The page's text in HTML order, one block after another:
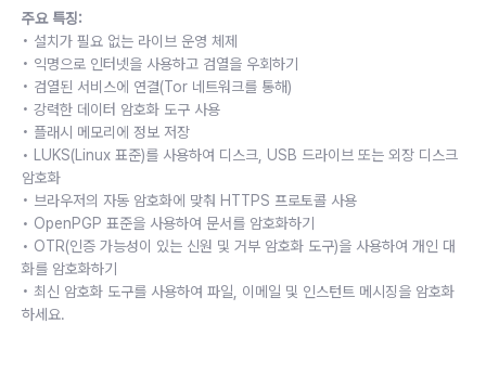
주요 특징:
• 설치가 필요 없는 라이브 운영 체제
• 익명으로 인터넷을 사용하고 검열을 우회하기
• 검열된 서비스에 연결(Tor 네트워크를 통해)
• 강력한 데이터 암호화 도구 사용
• 플래시 메모리에 정보 저장
• LUKS(Linux 표준)를 사용하여 디스크, USB 드라이브 또는 외장 디스크
암호화
• 브라우저의 자동 암호화에 맞춰 HTTPS 프로토콜 사용
• OpenPGP 표준을 사용하여 문서를 암호화하기
• OTR(인증 가능성이 있는 신원 및 거부 암호화 도구)을 사용하여 개인 대
화를 암호화하기
• 최신 암호화 도구를 사용하여 파일, 이메일 및 인스턴트 메시징을 암호화
하세요.